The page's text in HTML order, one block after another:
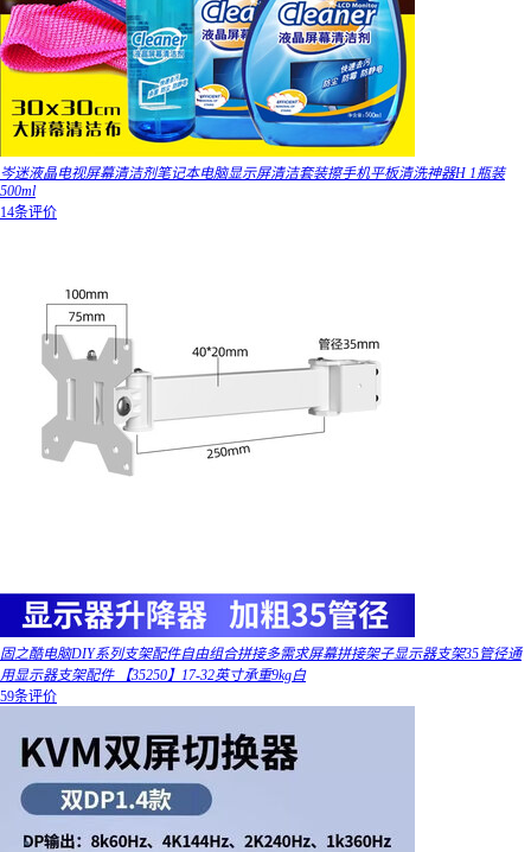
岑迷液晶电视屏幕清洁剂笔记本电脑显示屏清洁套装擦手机平板清洗神器H 1瓶装
500ml
14条评价
固之酷电脑DIY系列支架配件自由组合拼接多需求屏幕拼接架子显示器支架35管径通
用显示器支架配件 【35250】17-32英寸承重9kg白
59条评价